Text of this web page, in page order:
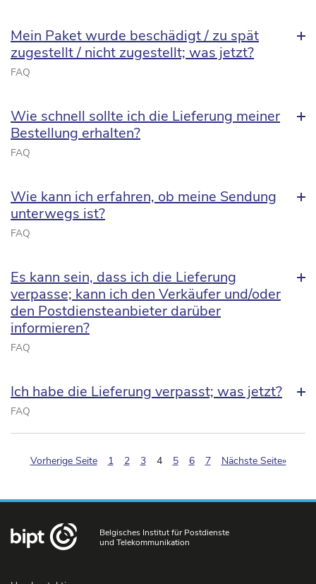
Mein Paket wurde beschädigt / zu spät
zugestellt / nicht zugestellt; was jetzt?
FAQ
Wie schnell sollte ich die Lieferung meiner
Bestellung erhalten?
FAQ
Wie kann ich erfahren, ob meine Sendung
unterwegs ist?
FAQ
Es kann sein, dass ich die Lieferung
verpasse; kann ich den Verkäufer und/oder
den Postdiensteanbieter darüber
informieren?
FAQ
Ich habe die Lieferung verpasst; was jetzt?
FAQ
Vorherige Seite 1 2 3 4(pagination.current)
5 6 7 Nächste Seite»
Belgisches Institut für Postdienste
und Telekommunikation